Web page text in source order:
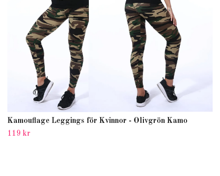
Kamouflage Leggings för Kvinnor - Olivgrön Kamo
119 kr